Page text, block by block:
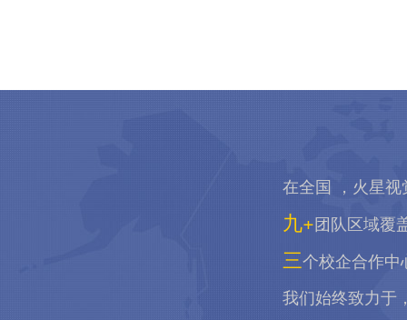
在全国 ，火星视
九+团队区域覆
三个校企合作中
我们始终致力于